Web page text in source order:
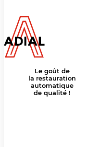
Le goût de
la restauration
automatique
de qualité !